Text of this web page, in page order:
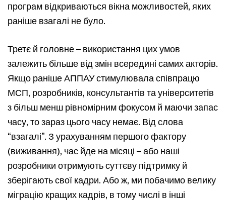
Type and hit enter
програм відкриваються вікна можливостей, яких
раніше взагалі не було.
Третє й головне – використання цих умов
залежить більше від змін всередині самих акторів.
Якщо раніше АППАУ стимулювала співпрацю
МСП, розробників, консультантів та університетів
з більш менш рівномірним фокусом й маючи запас
часу, то зараз цього часу немає. Від слова
“взагалі”. З урахуванням першого фактору
(виживання), час йде на місяці – або наші
розробники отримують суттєву підтримку й
зберігають свої кадри. Або ж, ми побачимо велику
міграцію кращих кадрів, в тому числі в інші